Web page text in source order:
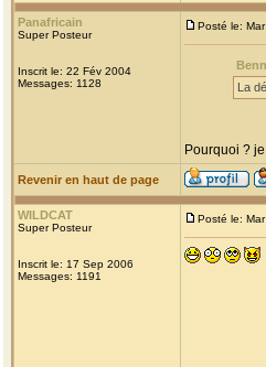
Panafricain
Super Posteur
Inscrit le: 22 Fév 2004
Messages: 1128
Posté le:
La
Pourquoi ?
Revenir en haut de page
WILDCAT
Super Posteur
Inscrit le: 17 Sep 2006
Messages: 1191
Posté le: